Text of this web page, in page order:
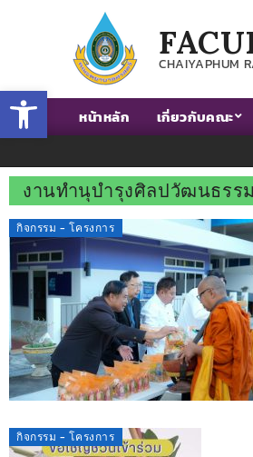
Open toolbar
CHAIYAPHUM
หน้าหลัก เกี่ยวกับคณะ
งานทำนุบำรุงศิลปวัฒนธรรม
กิจกรรม - โครงการ
กิจกรรม - โครงการ